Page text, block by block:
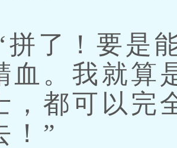
了！要是
血。我就算
，都可以完
！”